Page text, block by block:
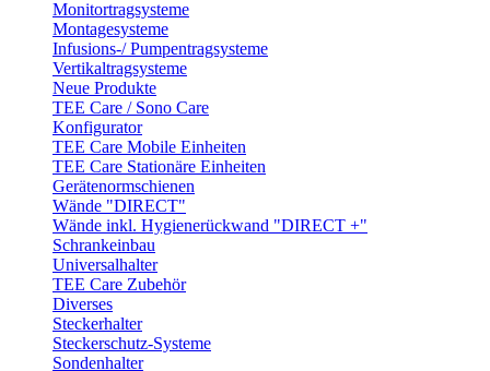
Monitortragsysteme
Montagesysteme
Infusions-/ Pumpentragsysteme
Vertikaltragsysteme
Neue Produkte
TEE Care / Sono Care
Konfigurator
TEE Care Mobile Einheiten
TEE Care Stationäre Einheiten
Gerätenormschienen
Wände "DIRECT"
Wände inkl. Hygienerückwand "DIRECT +"
Schrankeinbau
Universalhalter
TEE Care Zubehör
Diverses
Steckerhalter
Steckerschutz-Systeme
Sondenhalter